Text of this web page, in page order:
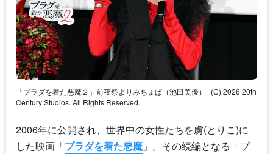
「プラダを着た悪魔２」前夜祭よりみちょぱ（池田美優）
(C) 2026 20th
Century Studios. All Rights Reserved.
2006年に公開され、世界中の女性たちを虜(とりこ)に
した映画「プラダを着た悪魔」。その続編となる「プ